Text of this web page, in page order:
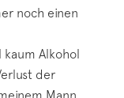
noch einen
kaum Alkohol
der
Mann